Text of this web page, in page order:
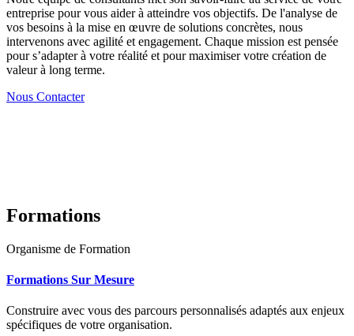
entreprise pour vous aider à atteindre vos objectifs. De l'analyse de
vos besoins à la mise en œuvre de solutions concrètes, nous
intervenons avec agilité et engagement. Chaque mission est pensée
pour s’adapter à votre réalité et pour maximiser votre création de
valeur à long terme.
Nous Contacter
Formations
Organisme de Formation
Formations Sur Mesure
Construire avec vous des parcours personnalisés adaptés aux enjeux
spécifiques de votre organisation.